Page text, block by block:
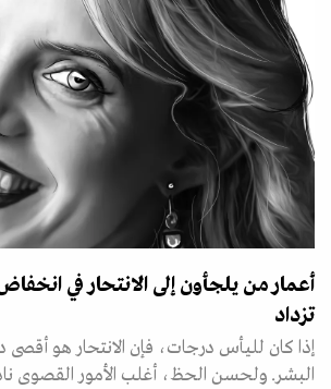
أعمار من يلجأون إلى الانتحار في
تزداد
إذا كان لليأس درجات، فإن الانتحار هو أقصى
البشر. ولحسن الحظ، أغلب الأمور القصوى